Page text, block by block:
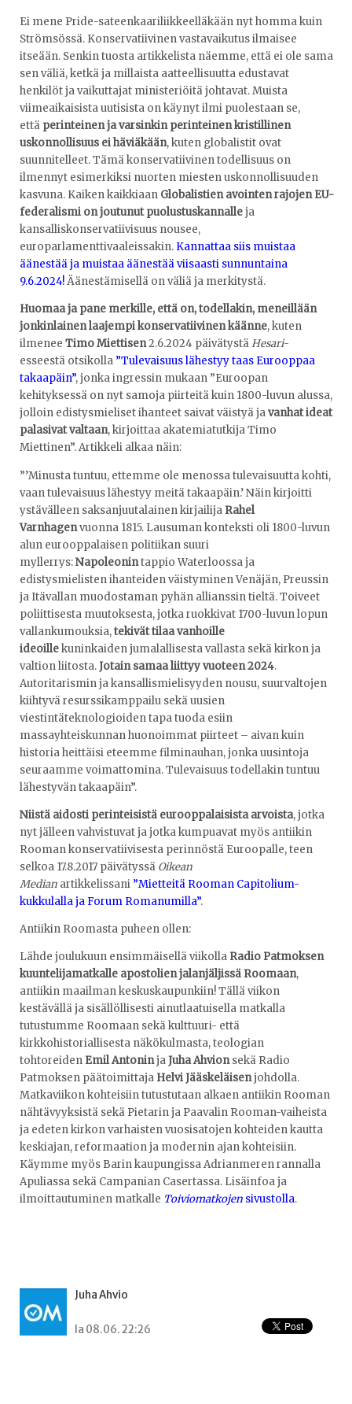
Ei mene Pride-sateenkaariliikkeelläkään nyt homma kuin
Strömsössä. Konservatiivinen vastavaikutus ilmaisee
itseään. Senkin tuosta artikkelista näemme, että ei ole sama
sen väliä, ketkä ja millaista aatteellisuutta edustavat
henkilöt ja vaikuttajat ministeriöitä johtavat. Muista
viimeaikaisista uutisista on käynyt ilmi puolestaan se,
että perinteinen ja varsinkin perinteinen kristillinen
uskonnollisuus ei häviäkään, kuten globalistit ovat
suunnitelleet. Tämä konservatiivinen todellisuus on
ilmennyt esimerkiksi nuorten miesten uskonnollisuuden
kasvuna. Kaiken kaikkiaan Globalistien avointen rajojen EU-
federalismi on joutunut puolustuskannalleja
kansalliskonservatiivisuus nousee,
europarlamenttivaaleissakin. Kannattaa siis muistaa
äänestää ja muistaa äänestää viisaasti sunnuntaina
9.6.2024!Äänestämisellä on väliä ja merkitystä.
Huomaa ja pane merkille, että on, todellakin, meneillään
jonkinlainen laajempi konservatiivinen käänne, kuten
ilmenee Timo Miettisen2.6.2024 päivätystäHesari-
esseestä otsikolla ”Tulevaisuus lähestyy taas Eurooppaa
takaapäin”, jonka ingressin mukaan ”Euroopan
kehityksessä on nyt samoja piirteitä kuin 1800-luvun alussa,
jolloin edistysmieliset ihanteet saivat väistyä javanhat ideat
palasivat valtaan, kirjoittaa akatemiatutkija Timo
Miettinen”. Artikkeli alkaa näin:
”’Minusta tuntuu, ettemme ole menossa tulevaisuutta kohti,
vaan tulevaisuus lähestyy meitä takaapäin.’ Näin kirjoitti
ystävälleen saksanjuutalainen kirjailija Rahel
Varnhagenvuonna 1815. Lausuman konteksti oli 1800-luvun
alun eurooppalaisen politiikan suuri
myllerrys:Napoleonintappio Waterloossa ja
edistysmielisten ihanteiden väistyminen Venäjän, Preussin
ja Itävallan muodostaman pyhän allianssin tieltä. Toiveet
poliittisesta muutoksesta, jotka ruokkivat 1700-luvun lopun
vallankumouksia,tekivät tilaa vanhoille
ideoillekuninkaiden jumalallisesta vallasta sekä kirkon ja
valtion liitosta.Jotain samaa liittyy vuoteen 2024.
Autoritarismin ja kansallismielisyyden nousu, suurvaltojen
kiihtyvä resurssikamppailu sekä uusien
viestintäteknologioiden tapa tuoda esiin
massayhteiskunnan huonoimmat piirteet – aivan kuin
historia heittäisi eteemme filminauhan, jonka uusintoja
seuraamme voimattomina. Tulevaisuus todellakin tuntuu
lähestyvän takaapäin”.
Niistä aidosti perinteisistä eurooppalaisista arvoista, jotka
nyt jälleen vahvistuvat ja jotka kumpuavat myös antiikin
Rooman konservatiivisesta perinnöstä Euroopalle, teen
selkoa 17.8.2017 päivätyssä Oikean
Median artikkelissani ”Mietteitä Rooman Capitolium-
kukkulalla ja Forum Romanumilla”.
Antiikin Roomasta puheen ollen:
Lähde joulukuun ensimmäisellä viikolla Radio Patmoksen
kuuntelijamatkalle apostolien jalanjäljissä Roomaan,
antiikin maailman keskuskaupunkiin! Tällä viikon
kestävällä ja sisällöllisesti ainutlaatuisella matkalla
tutustumme Roomaan sekä kulttuuri- että
kirkkohistoriallisesta näkökulmasta, teologian
tohtoreiden Emil AntoninjaJuha Ahvionsekä Radio
Patmoksen päätoimittaja Helvi Jääskeläisenjohdolla.
Matkaviikon kohteisiin tutustutaan alkaen antiikin Rooman
nähtävyyksistä sekä Pietarin ja Paavalin Rooman-vaiheista
ja edeten kirkon varhaisten vuosisatojen kohteiden kautta
keskiajan, reformaation ja modernin ajan kohteisiin.
Käymme myös Barin kaupungissa Adrianmeren rannalla
Apuliassa sekä Campanian Casertassa. Lisäinfoa ja
ilmoittautuminen matkalle Toiviomatkojen sivustolla.
Juha Ahvio
la 08.06. 22:26